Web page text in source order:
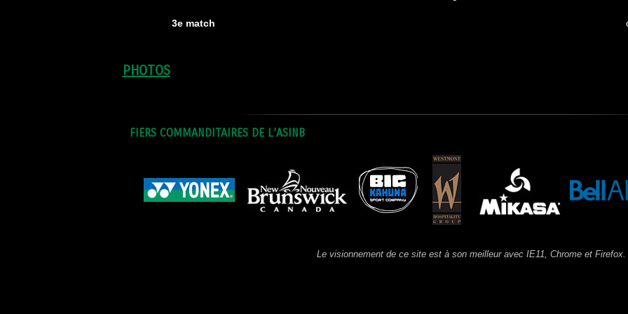
3e match
PHOTOS
FIERS COMMANDITAIRES DE L’ASINB
Le visionnement de ce site est à son meilleur avec IE11, Chrome et Firefox.